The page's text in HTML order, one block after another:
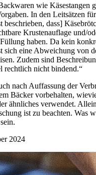
wie Käsestangen
In den Leitsätzen
dass]
Krustenauflage und/
haben. Da kein
sich eine Abweichung von
Zudem sind
rechtlich nicht bindend.“
nach Auffassung der
Bäcker vorbehalten,
ähnliches verwendet.
ist zu beachten. Was
2024